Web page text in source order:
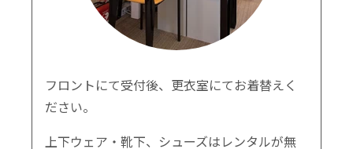
フロントにて受付後、更衣室にてお着替えく
ださい。
上下ウェア・靴下、シューズはレンタルが無